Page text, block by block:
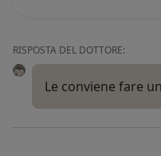
RISPOSTA DEL DOTTORE:
Le conviene fare